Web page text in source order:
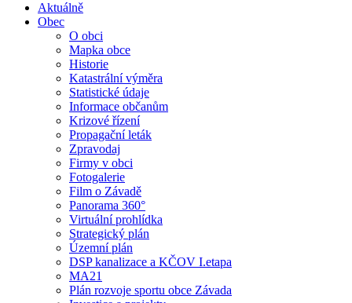
Aktuálně
Obec
O obci
Mapka obce
Historie
Katastrální výměra
Statistické údaje
Informace občanům
Krizové řízení
Propagační leták
Zpravodaj
Firmy v obci
Fotogalerie
Film o Závadě
Panorama 360°
Virtuální prohlídka
Strategický plán
Územní plán
DSP kanalizace a KČOV I.etapa
MA21
Plán rozvoje sportu obce Závada